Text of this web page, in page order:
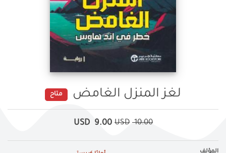
لغز المنزل الغامض متاح
10.00
USD
9.00
USD
المؤلف